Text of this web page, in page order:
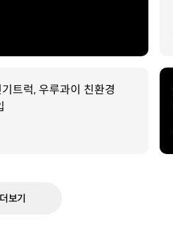
트럭, 우루과이 친환경
더보기